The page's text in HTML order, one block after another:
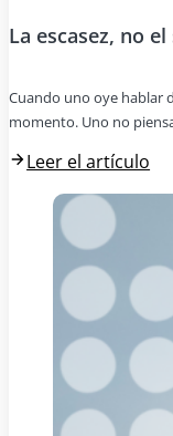
La escasez, no
Cuando uno oye hablar
momento. Uno no
Leer el artículo